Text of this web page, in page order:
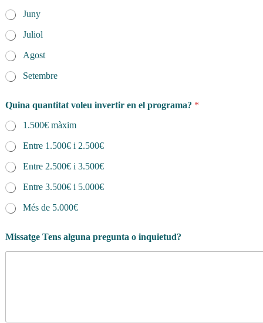
Juny
Juliol
Agost
Setembre
Quina quantitat voleu invertir en el programa? *
1.500€ màxim
Entre 1.500€ i 2.500€
Entre 2.500€ i 3.500€
Entre 3.500€ i 5.000€
Més de 5.000€
Missatge Tens alguna pregunta o inquietud?